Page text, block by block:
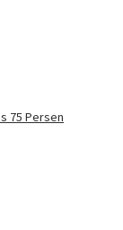
75 Persen